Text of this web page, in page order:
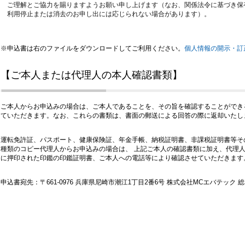
ご理解とご協力を賜りますようお願い申し上げます（なお、関係法令に基づき保
利用停止または消去のお申し出には応じられない場合があります）。
※申込書は右のファイルをダウンロードしてご利用ください。 個人情報の開示・
【ご本人または代理人の本人確認書類】
ご本人からお申込みの場合は、ご本人であることを、その旨を確認することがで
ていただきます。なお、これらの書類は、書面の郵送による回答の際に返却いたし
運転免許証、パスポート、健康保険証、年金手帳、納税証明書、非課税証明書等
種類のコピー代理人からお申込みの場合は、 上記ご本人の確認書類に加え、代理
に押印された印鑑の印鑑証明書、ご本人への電話等により確認させていただきます
申込書宛先：〒661-0976 兵庫県尼崎市潮江1丁目2番6号 株式会社MCエバテック